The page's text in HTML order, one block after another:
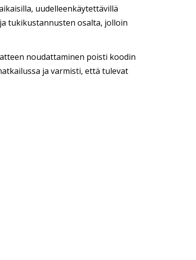
uudelleenkäytettävillä
tukikustannusten osalta, jolloin
noudattaminen poisti koodin
ja varmisti, että tulevat